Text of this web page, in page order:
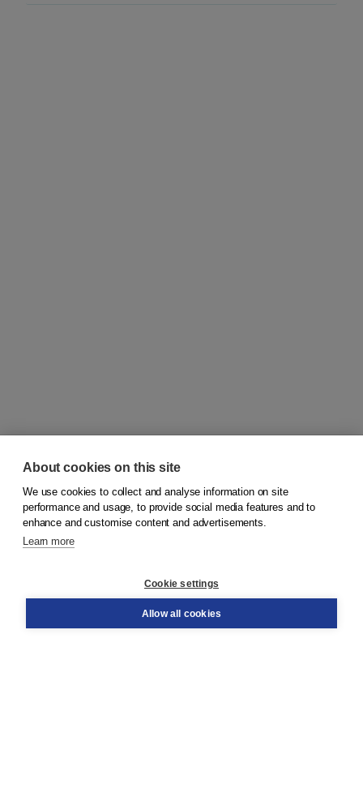
© 2026Koninklijke Boom uitgevers
Order
About cookies on this site
We use cookies to collect and analyse information on site
performance and usage, to provide social media features and to
enhance and customise content and advertisements.
Learn more
Cookie settings
Allow all cookies